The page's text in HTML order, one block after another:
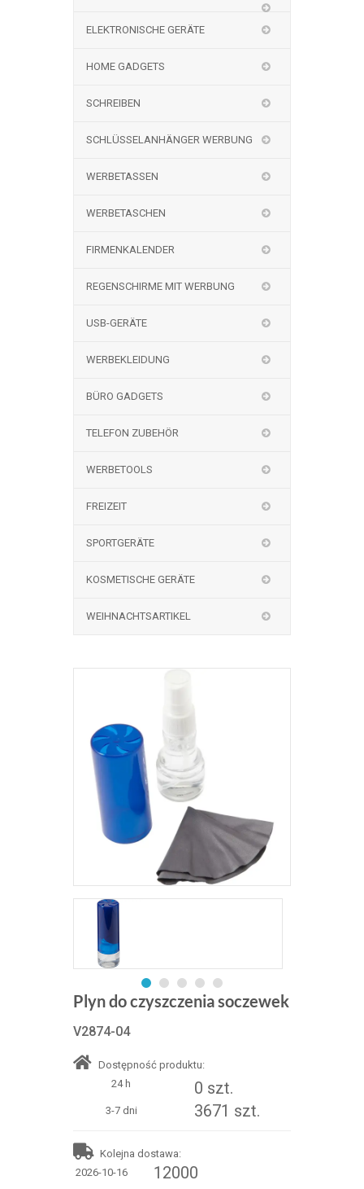
ELEKTRONISCHE GERÄTE
HOME GADGETS
SCHREIBEN
SCHLÜSSELANHÄNGER WERBUNG
WERBETASSEN
WERBETASCHEN
FIRMENKALENDER
REGENSCHIRME MIT WERBUNG
USB-GERÄTE
WERBEKLEIDUNG
BÜRO GADGETS
TELEFON ZUBEHÖR
WERBETOOLS
FREIZEIT
SPORTGERÄTE
KOSMETISCHE GERÄTE
WEIHNACHTSARTIKEL
Plyn do czyszczenia soczewek
V2874-04
Dostępność produktu:
24 h
0 szt.
3-7 dni 3671 szt.
Kolejna dostawa:
2026-10-16
12000